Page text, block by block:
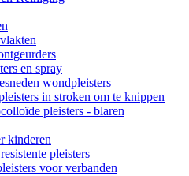
en spray
wondpleisters
in stroken om te knippen
pleisters - blaren
kinderen
pleisters
voor verbanden